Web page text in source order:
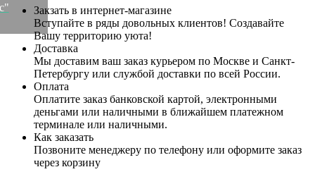
Закзать в интернет-магазине
Вступайте в ряды довольных клиентов! Создавайте
Вашу территорию уюта!
Доставка
Мы доставим ваш заказ курьером по Москве и Санкт-
Петербургу или службой доставки по всей России.
Оплата
Оплатите заказ банковской картой, электронными
деньгами или наличными в ближайшем платежном
терминале или наличными.
Как заказать
Позвоните менеджеру по телефону или оформите заказ
через корзину